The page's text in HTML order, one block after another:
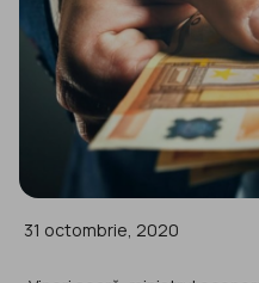
31 octombrie, 2020